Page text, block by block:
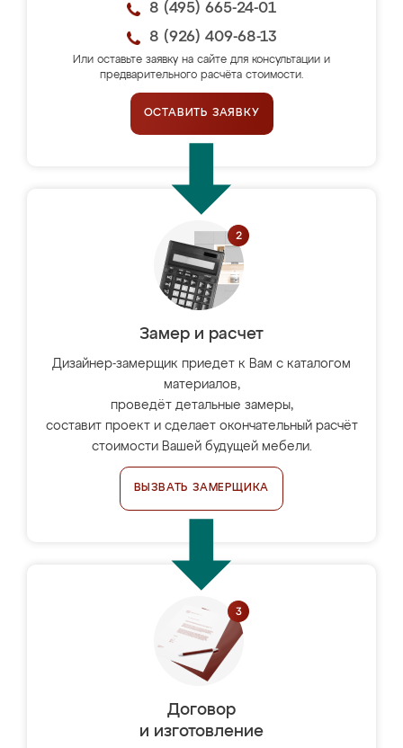
8 (495) 665-24-01
8 (926) 409-68-13
Или оставьте заявку на сайте для консультации и
предварительного расчёта стоимости.
ОСТАВИТЬ ЗАЯВКУ
Замер и расчет
Дизайнер-замерщик приедет к Вам с каталогом
материалов,
проведёт детальные замеры,
составит проект и сделает окончательный расчёт
стоимости Вашей будущей мебели.
ВЫЗВАТЬ ЗАМЕРЩИКА
Договор
и изготовление